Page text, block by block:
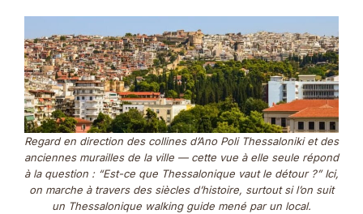
Regard en direction des collines d’Ano Poli Thessaloniki et des
anciennes murailles de la ville — cette vue à elle seule répond
à la question : “Est-ce que Thessalonique vaut le détour ?” Ici,
on marche à travers des siècles d’histoire, surtout si l’on suit
un Thessalonique walking guide mené par un local.